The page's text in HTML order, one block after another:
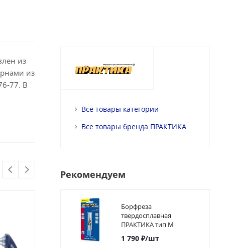
из
из
77. В
Все товары категории
Все товары бренда ПРАКТИКА
Рекомендуем
Борфреза
твердосплавная
ПРАКТИКА тип M
коническая,12 х 25 мм,
хвостовик 6 мм
1 790₽/шт